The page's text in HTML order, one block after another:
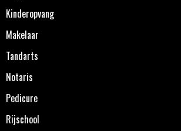
Kinderopvang
Makelaar
Tandarts
Notaris
Pedicure
Rijschool